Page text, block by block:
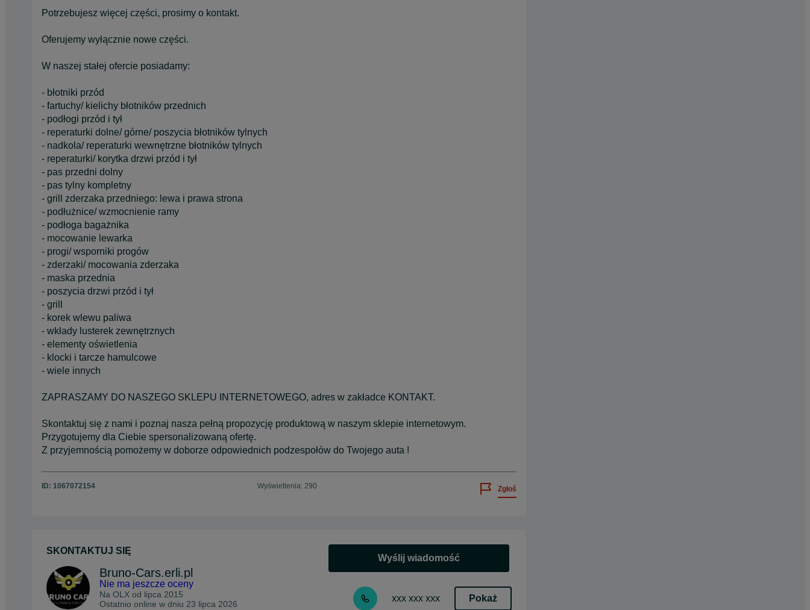
Potrzebujesz więcej części, prosimy o kontakt.
Oferujemy wyłącznie nowe części.
W naszej stałej ofercie posiadamy:
- błotniki przód
- fartuchy/ kielichy błotników przednich
- podłogi przód i tył
- reperaturki dolne/ górne/ poszycia błotników tylnych
- nadkola/ reperaturki wewnętrzne błotników tylnych
- reperaturki/ korytka drzwi przód i tył
- pas przedni dolny
- pas tylny kompletny
- grill zderzaka przedniego: lewa i prawa strona
- podłużnice/ wzmocnienie ramy
- podłoga bagażnika
- mocowanie lewarka
- progi/ wsporniki progów
- zderzaki/ mocowania zderzaka
- maska przednia
- poszycia drzwi przód i tył
- grill
- korek wlewu paliwa
- wkłady lusterek zewnętrznych
- elementy oświetlenia
- klocki i tarcze hamulcowe
- wiele innych
ZAPRASZAMY DO NASZEGO SKLEPU INTERNETOWEGO, adres w zakładce KONTAKT.
Skontaktuj się z nami i poznaj nasza pełną propozycję produktową w naszym sklepie internetowym.
Przygotujemy dla Ciebie spersonalizowaną ofertę.
Z przyjemnością pomożemy w doborze odpowiednich podzespołów do Twojego auta !
ID: 1067072154 Wyświetlenia: 290 Zgłoś
SKONTAKTUJ SIĘ
Bruno-Cars.erli.pl
Nie ma jeszcze oceny
Na OLX od lipca 2015
Ostatnio online w dniu 23 lipca 2026
Wyślij wiadomość
xxx xxx xxx Pokaż